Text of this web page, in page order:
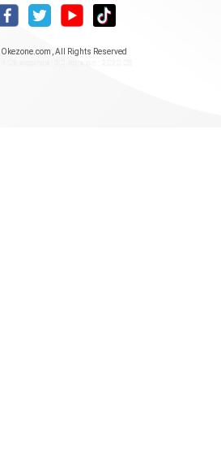
Okezone.com , All Rights Reserved